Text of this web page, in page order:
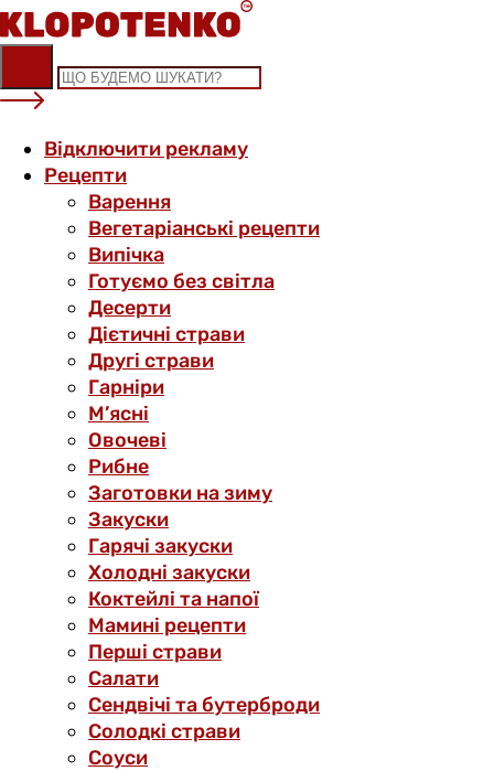
Skip
to
content
Відключити рекламу
Рецепти
Варення
Вегетаріанські рецепти
Випічка
Готуємо без світла
Десерти
Дієтичні страви
Другі страви
Гарніри
М’ясні
Овочеві
Рибне
Заготовки на зиму
Закуски
Гарячі закуски
Холодні закуски
Коктейлі та напої
Мамині рецепти
Перші страви
Салати
Сендвічі та бутерброди
Солодкі страви
Соуси